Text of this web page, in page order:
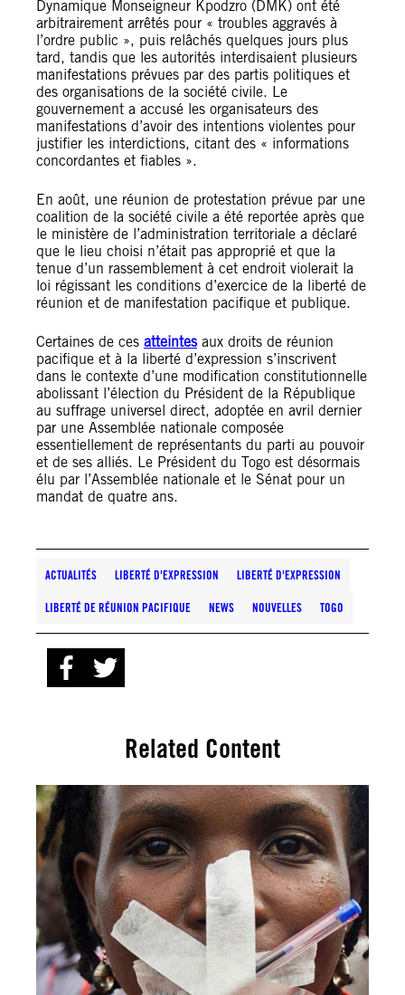
Dynamique Monseigneur Kpodzro (DMK) ont été
arbitrairement arrêtés pour « troubles aggravés à
l’ordre public », puis relâchés quelques jours plus
tard, tandis que les autorités interdisaient plusieurs
manifestations prévues par des partis politiques et
des organisations de la société civile. Le
gouvernement a accusé les organisateurs des
manifestations d’avoir des intentions violentes pour
justifier les interdictions, citant des « informations
concordantes et fiables ».
En août, une réunion de protestation prévue par une
coalition de la société civile a été reportée après que
le ministère de l’administration territoriale a déclaré
que le lieu choisi n’était pas approprié et que la
tenue d’un rassemblement à cet endroit violerait la
loi régissant les conditions d’exercice de la liberté de
réunion et de manifestation pacifique et publique.
Certaines de ces atteintesaux droits de réunion
pacifique et à la liberté d’expression s’inscrivent
dans le contexte d’une modification constitutionnelle
abolissant l’élection du Président de la République
au suffrage universel direct, adoptée en avril dernier
par une Assemblée nationale composée
essentiellement de représentants du parti au pouvoir
et de ses alliés. Le Président du Togo est désormais
élu par l’Assemblée nationale et le Sénat pour un
mandat de quatre ans.
ACTUALITÉS LIBERTÉ D'EXPRESSION LIBERTÉ D'EXPRESSION
LIBERTÉ DE RÉUNION PACIFIQUE NEWS NOUVELLES TOGO
Related Content